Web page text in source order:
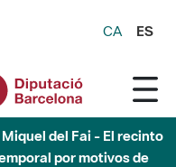
CA ES
del Fai - El recinto
por motivos de